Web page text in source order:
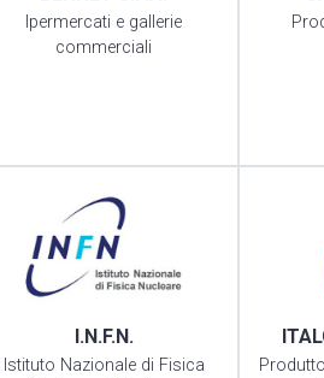
Ipermercati e gallerie
commerciali
I.N.F.N.
Istituto Nazionale di Fisica